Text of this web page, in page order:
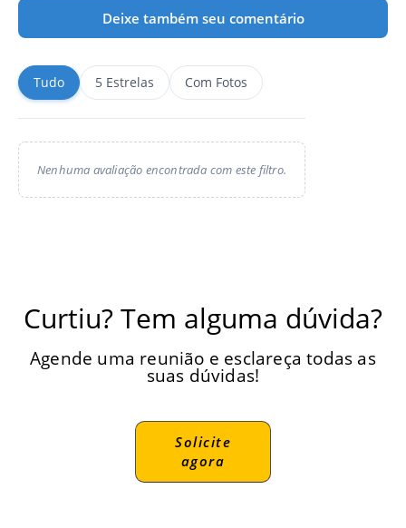
Deixe também seu comentário
Tudo 5 Estrelas Com Fotos
Nenhuma avaliação encontrada com este filtro.
Curtiu? Tem alguma dúvida?
Agende uma reunião e esclareça todas as
suas dúvidas!
Solicite
agora